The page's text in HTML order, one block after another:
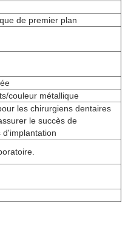
de premier plan
couleur métallique
les chirurgiens dentaires
le succès de
d'implantation